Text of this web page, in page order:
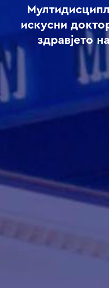
искусни
здравјето